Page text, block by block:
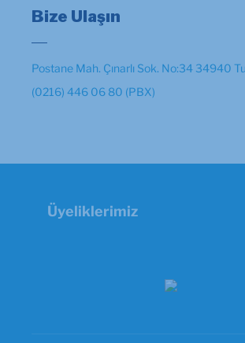
Bize Ulaşın
Postane Mah. Çınarlı Sok. No:34 34940
(0216) 446 06 80 (PBX)
Üyeliklerimiz